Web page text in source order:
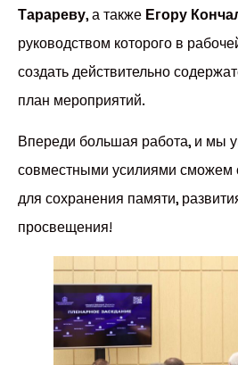
Тарареву, а также Егору
руководством которого в
создать действительно
план мероприятий.
Впереди большая работа, и мы
совместными усилиями сможем
для сохранения памяти,
просвещения!